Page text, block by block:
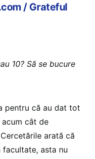
/ Grateful
10? Să se bucure
pentru că au dat tot
cât de
arată că
facultate, asta nu